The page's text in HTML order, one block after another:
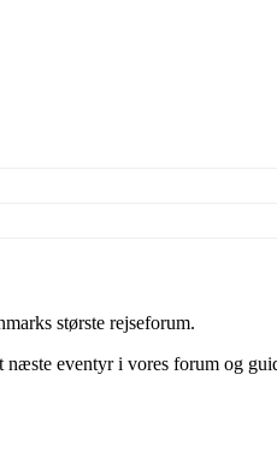
største rejseforum.
eventyr i vores forum og